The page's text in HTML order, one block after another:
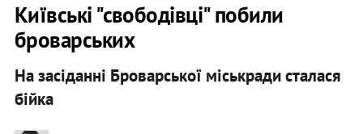
Київські "свободівці" побили
броварських
На засіданні Броварської міськради сталася
бійка